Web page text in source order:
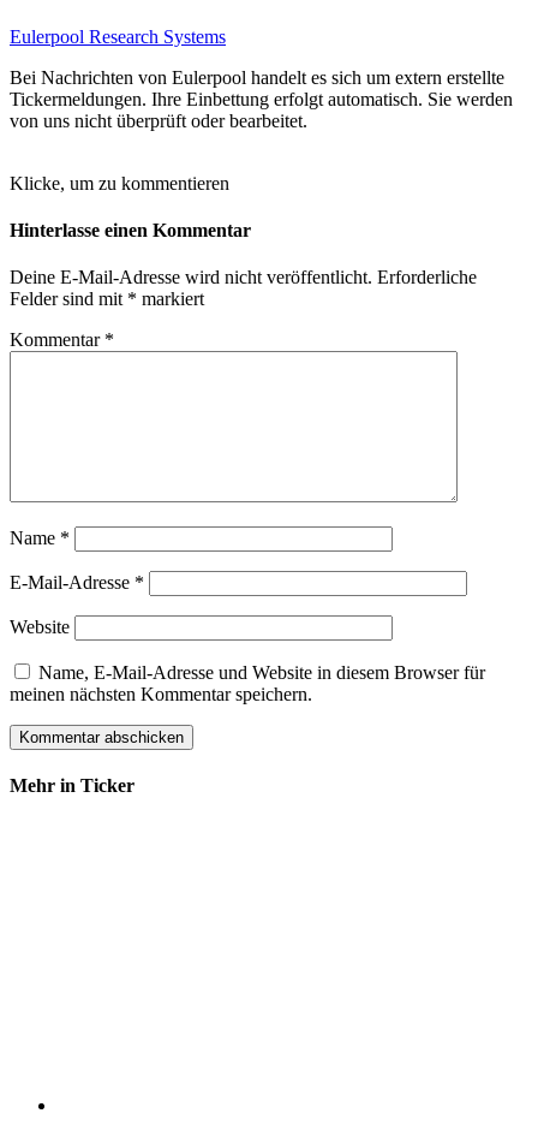
Eulerpool Research Systems
Bei Nachrichten von Eulerpool handelt es sich um extern erstellte
Tickermeldungen. Ihre Einbettung erfolgt automatisch. Sie werden
von uns nicht überprüft oder bearbeitet.
Klicke, um zu kommentieren
Hinterlasse einen Kommentar
Deine E-Mail-Adresse wird nicht veröffentlicht. Erforderliche
Felder sind mit * markiert
Kommentar *
Name *
E-Mail-Adresse *
Website
Name, E-Mail-Adresse und Website in diesem Browser für
meinen nächsten Kommentar speichern.
Mehr in Ticker